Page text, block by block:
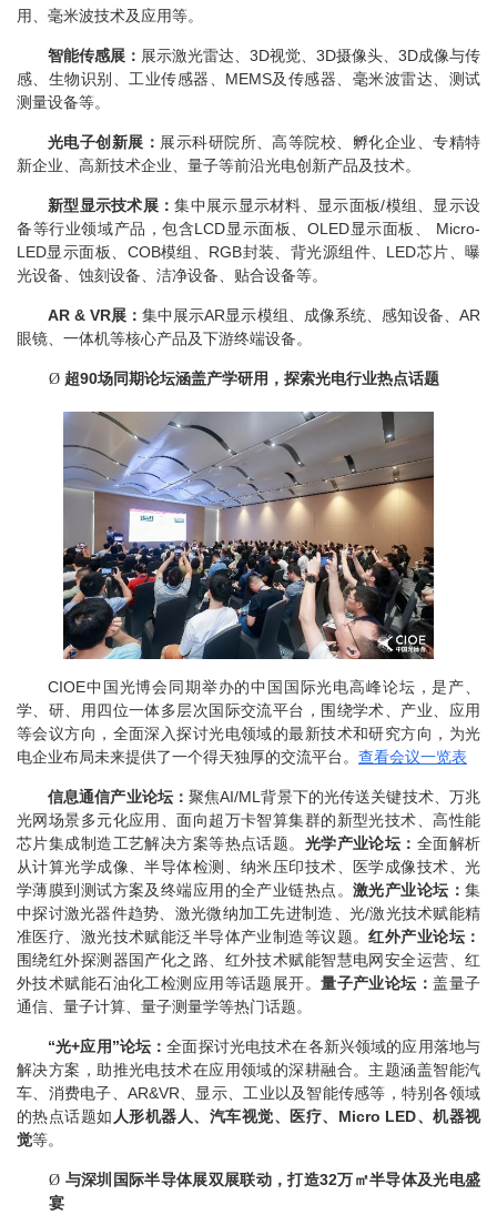
用、毫米波技术及应用等。
智能传感展： 展示激光雷达、 3D视觉、 3D摄像头、 3D成像与传
感、生物识别、工业传感器、 MEMS及传感器、毫米波雷达、测试
测量设备等。
光电子创新展： 展示科研院所、高等院校、孵化企业、专精特
新企业、高新技术企业、量子等前沿光电创新产品及技术。
新型显示技术展：集中展示显示材料、显示面板/模组、显示设
备等行业领域产品，包含LCD显示面板、 OLED显示面板、 Micro-
LED显示面板、 COB模组、 RGB封装、背光源组件、 LED芯片、曝
光设备、蚀刻设备、洁净设备、贴合设备等。
AR & VR展：集中展示AR显示模组、成像系统、感知设备、AR
眼镜、一体机等核心产品及下游终端设备。
Ø 超90场同期论坛涵盖产学研用，探索光电行业热点话题
CIOE中国光博会同期举办的中国国际光电高峰论坛，是产、
学、研、用四位一体多层次国际交流平台，围绕学术、产业、应用
等会议方向，全面深入探讨光电领域的最新技术和研究方向，为光
电企业布局未来提供了一个得天独厚的交流平台。 查看会议一览表
信息通信产业论坛：聚焦AI/ML背景下的光传送关键技术、万兆
光网场景多元化应用、面向超万卡智算集群的新型光技术、高性能
芯片集成制造工艺解决方案等热点话题。 光学产业论坛： 全面解析
从计算光学成像、半导体检测、纳米压印技术、医学成像技术、光
学薄膜到测试方案及终端应用的全产业链热点。 激光产业论坛： 集
中探讨激光器件趋势、激光微纳加工先进制造、光/激光技术赋能精
准医疗、激光技术赋能泛半导体产业制造等议题。红外产业论坛：
围绕红外探测器国产化之路、红外技术赋能智慧电网安全运营、红
外技术赋能石油化工检测应用等话题展开。量子产业论坛：盖量子
通信、量子计算、量子测量学等热门话题。
“光+应用”论坛：全面探讨光电技术在各新兴领域的应用落地与
解决方案，助推光电技术在应用领域的深耕融合。主题涵盖智能汽
车、消费电子、 AR&VR、显示、工业以及智能传感等，特别各领域
的热点话题如 人形机器人、汽车视觉、医疗、 Micro LED、机器视
觉等。
Ø 与深圳国际半导体展双展联动，打造32万㎡半导体及光电盛
宴